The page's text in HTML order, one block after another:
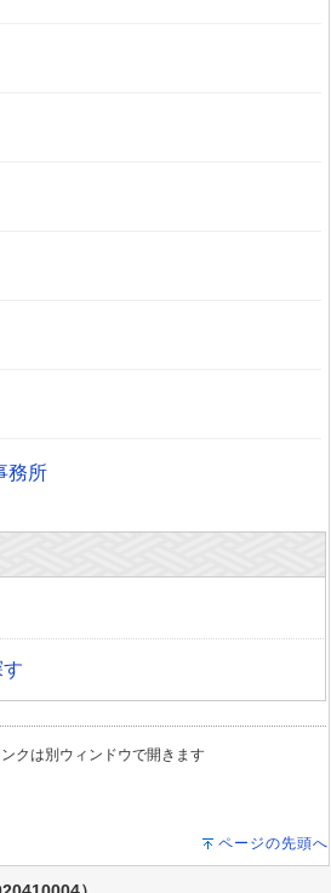
務所
クは別ウィンドウで開きます
ページの先頭へ